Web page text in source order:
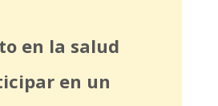
en la salud
en un